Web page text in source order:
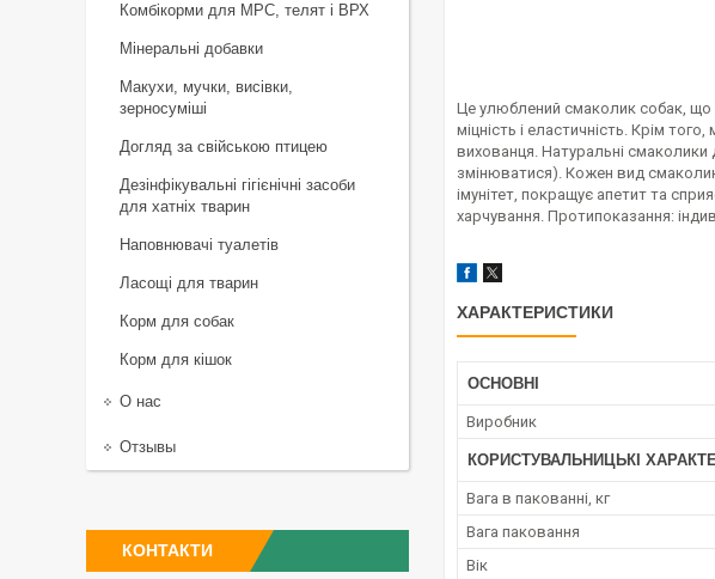
Це улюблений смаколик собак, що
міцність і еластичність. Крім
вихованця. Натуральні смаколики
змінюватися). Кожен вид
імунітет, покращує апетит та
харчування. Протипоказання:
ХАРАКТЕРИСТИКИ
ОСНОВНІ
Виробник
КОРИСТУВАЛЬНИЦЬКІ
Вага в пакованні, кг
Вага паковання
Вік
Комбікорми для МРС, телят і ВРХ
Мінеральні добавки
Макухи, мучки, висівки,
зерносуміші
Догляд за свійською птицею
Дезінфікувальні гігієнічні засоби
для хатніх тварин
Наповнювачі туалетів
Ласощі для тварин
Корм для собак
Корм для кішок
О нас
Отзывы
КОНТАКТИ